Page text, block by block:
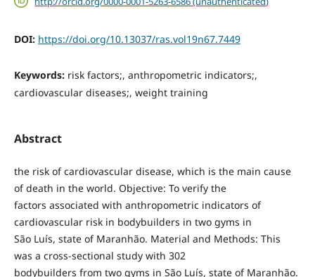
DOI: https://doi.org/10.13037/ras.vol19n67.7449
Keywords: risk factors;, anthropometric indicators;,
cardiovascular diseases;, weight training
Abstract
the risk of cardiovascular disease, which is the main cause
of death in the world. Objective: To verify the
factors associated with anthropometric indicators of
cardiovascular risk in bodybuilders in two gyms in
São Luís, state of Maranhão. Material and Methods: This
was a cross-sectional study with 302
bodybuilders from two gyms in São Luís, state of Maranhão.